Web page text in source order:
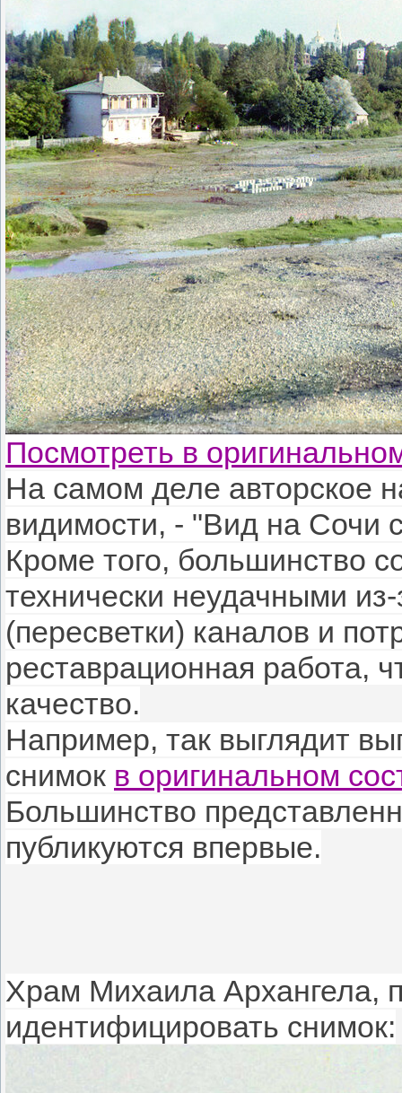
Посмотреть в
На самом деле авторское
видимости, - "Вид на Сочи
Кроме того, большинство
технически неудачными
(пересветки) каналов и
реставрационная работа,
качество.
Например, так выглядит
снимок в оригинальном
Большинство
публикуются впервые.
Храм Михаила Архангела,
идентифицировать снимок: